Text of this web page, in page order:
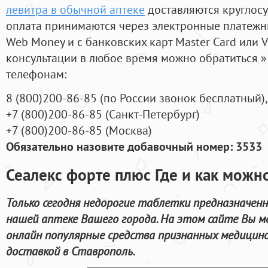
левитра в обычной аптекедоставляются
оплата принимаются через электронные
Web Money и с банковских карт Master Card или
консультации в любое время можно обратиться
телефонам:
8 (800)200-86-85 (по России звонок бесплатный),
+7 (800)200-86-85 (Санкт-Петербург)
+7 (800)200-86-85 (Москва)
Обязательно назовите добавочный номер: 3533
Сеалекс форте плюс Где и как
Только сегодня недорогие таблетки
нашей аптеке Вашего города. На этом сайте Вы
онлайн популярные средства признанных
доставкой в Ставрополь.